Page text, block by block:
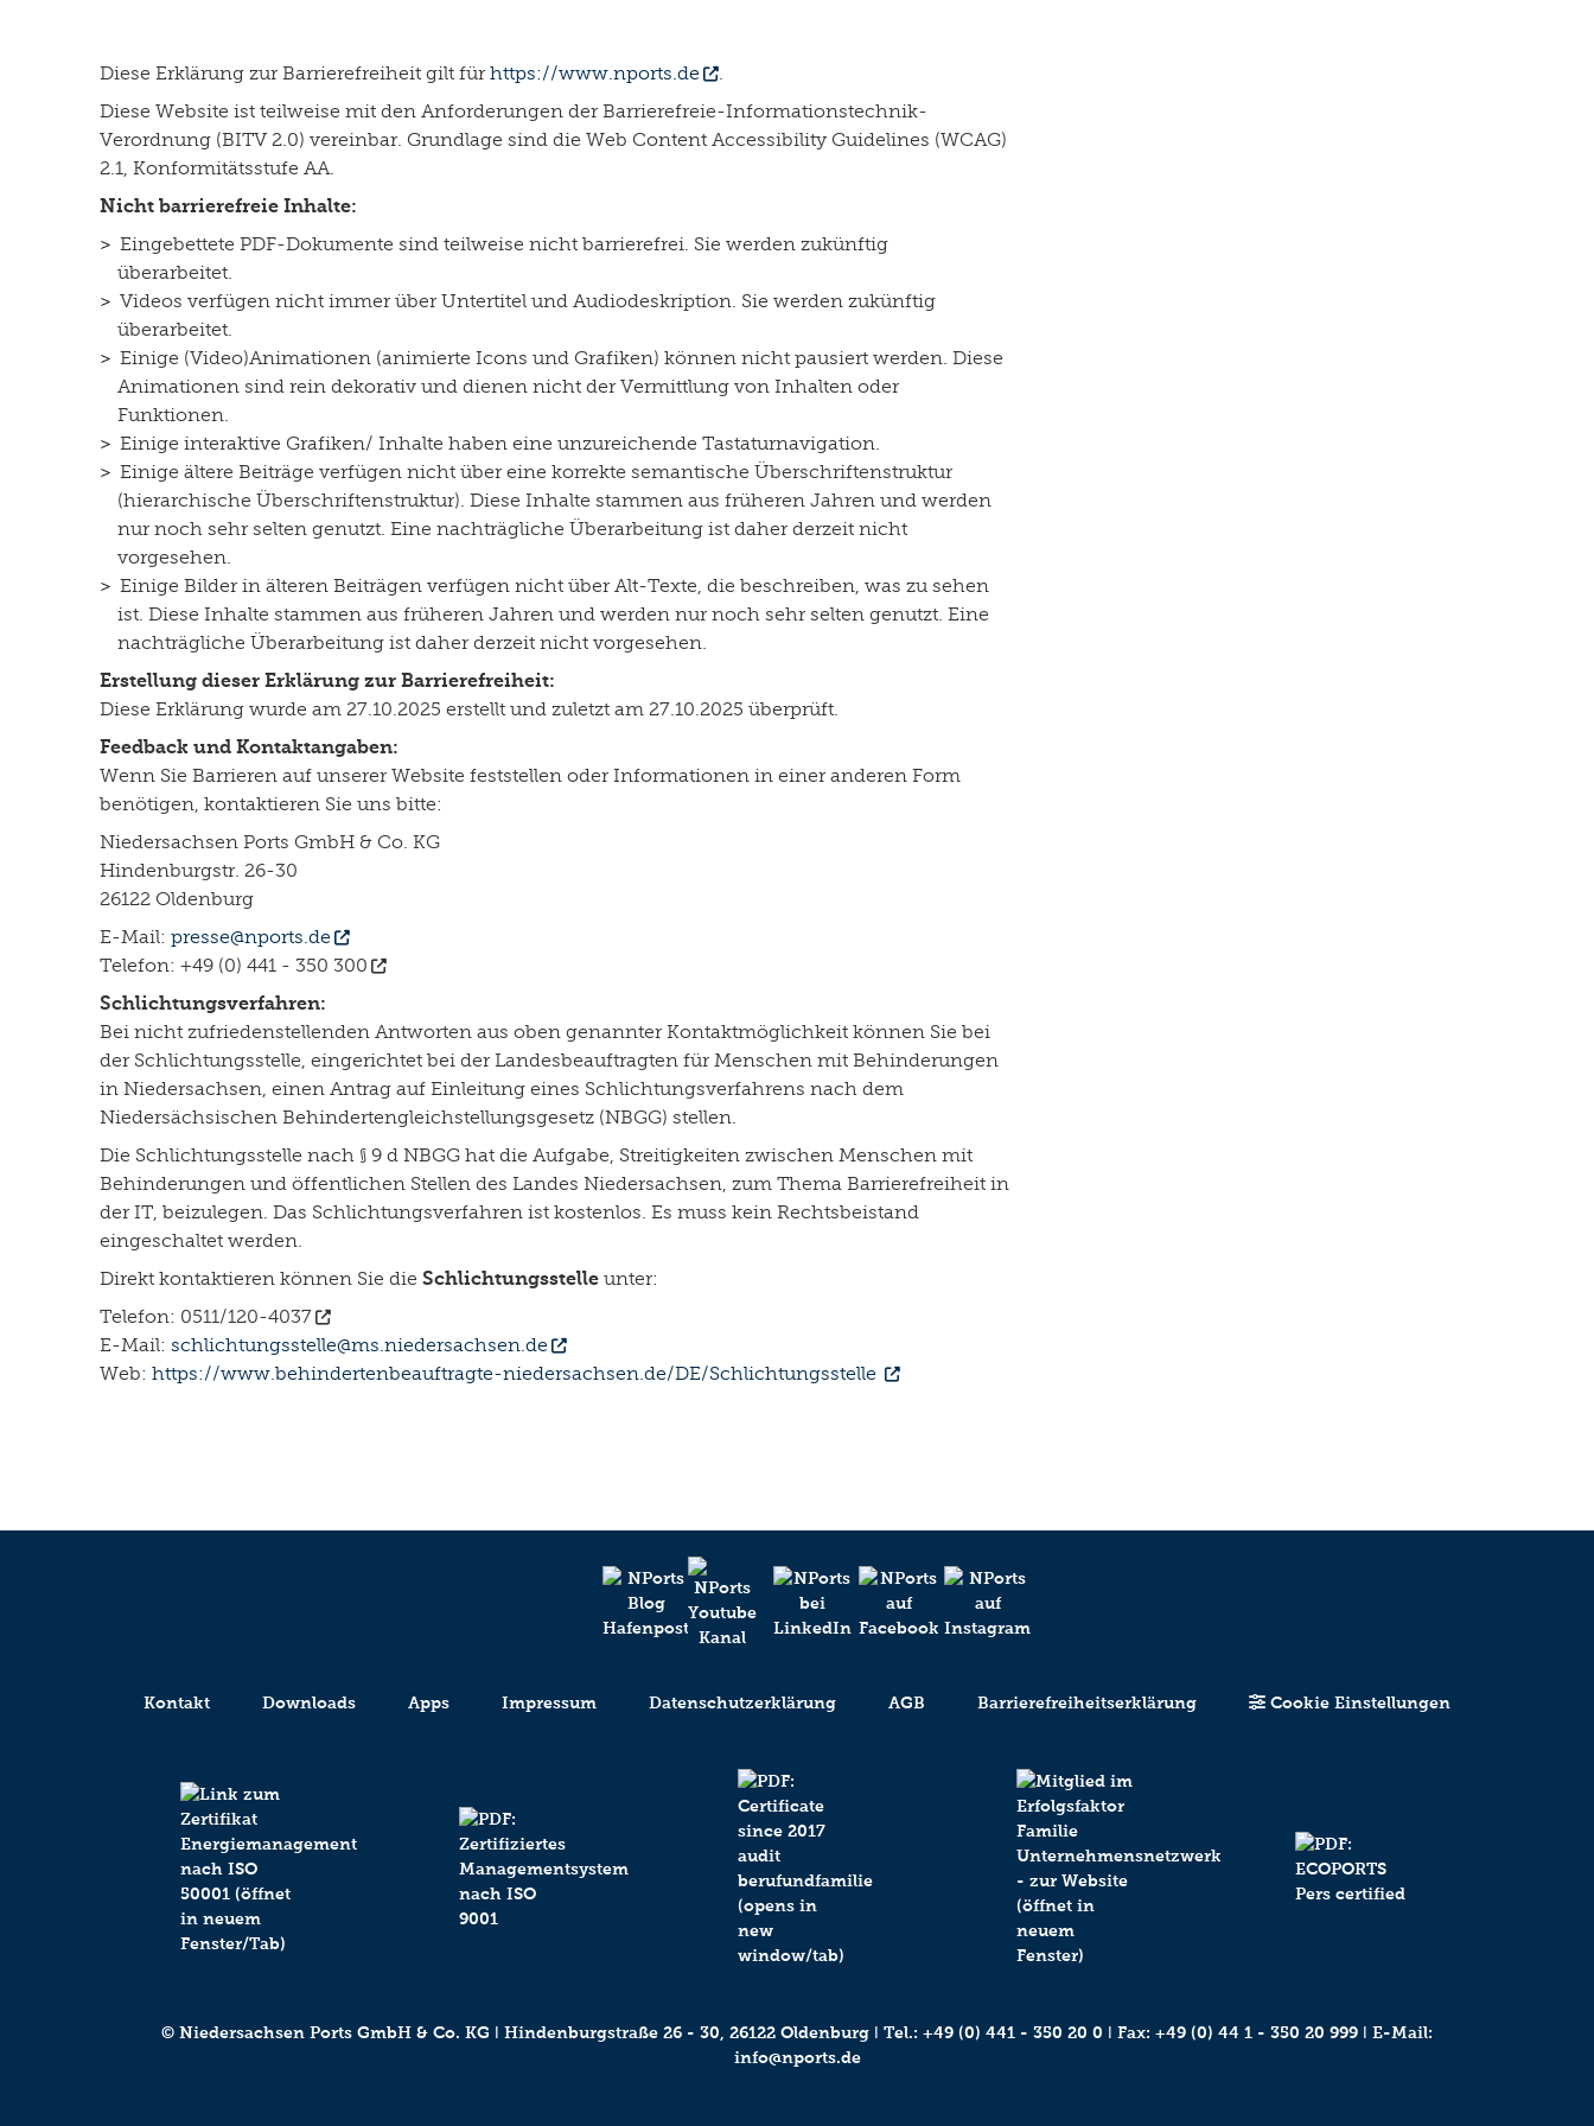
Diese Erklärung zur Barrierefreiheit gilt für https://www.nports.de
.
Diese Website ist teilweise mit den Anforderungen der Barrierefreie-Informationstechnik-
Verordnung (BITV 2.0) vereinbar. Grundlage sind die Web Content Accessibility Guidelines (WCAG)
2.1, Konformitätsstufe AA.
Nicht barrierefreie Inhalte:
Eingebettete PDF-Dokumente sind teilweise nicht barrierefrei. Sie werden zukünftig
überarbeitet.
Videos verfügen nicht immer über Untertitel und Audiodeskription. Sie werden zukünftig
überarbeitet.
Einige (Video)Animationen (animierte Icons und Grafiken) können nicht pausiert werden. Diese
Animationen sind rein dekorativ und dienen nicht der Vermittlung von Inhalten oder
Funktionen.
Einige interaktive Grafiken/ Inhalte haben eine unzureichende Tastaturnavigation.
Einige ältere Beiträge verfügen nicht über eine korrekte semantische Überschriftenstruktur
(hierarchische Überschriftenstruktur). Diese Inhalte stammen aus früheren Jahren und werden
nur noch sehr selten genutzt. Eine nachträgliche Überarbeitung ist daher derzeit nicht
vorgesehen.
Einige Bilder in älteren Beiträgen verfügen nicht über Alt-Texte, die beschreiben, was zu sehen
ist. Diese Inhalte stammen aus früheren Jahren und werden nur noch sehr selten genutzt. Eine
nachträgliche Überarbeitung ist daher derzeit nicht vorgesehen.
Erstellung dieser Erklärung zur Barrierefreiheit:
Diese Erklärung wurde am 27.10.2025 erstellt und zuletzt am 27.10.2025 überprüft.
Feedback und Kontaktangaben:
Wenn Sie Barrieren auf unserer Website feststellen oder Informationen in einer anderen Form
benötigen, kontaktieren Sie uns bitte:
Niedersachsen Ports GmbH & Co. KG
Hindenburgstr. 26-30
26122 Oldenburg
E-Mail: presse@nports.de
Telefon: +49 (0) 441 - 350 300
Schlichtungsverfahren:
Bei nicht zufriedenstellenden Antworten aus oben genannter Kontaktmöglichkeit können Sie bei
der Schlichtungsstelle, eingerichtet bei der Landesbeauftragten für Menschen mit Behinderungen
in Niedersachsen, einen Antrag auf Einleitung eines Schlichtungsverfahrens nach dem
Niedersächsischen Behindertengleichstellungsgesetz (NBGG) stellen.
Die Schlichtungsstelle nach § 9 d NBGG hat die Aufgabe, Streitigkeiten zwischen Menschen mit
Behinderungen und öffentlichen Stellen des Landes Niedersachsen, zum Thema Barrierefreiheit in
der IT, beizulegen. Das Schlichtungsverfahren ist kostenlos. Es muss kein Rechtsbeistand
eingeschaltet werden.
Direkt kontaktieren können Sie die Schlichtungsstelle unter:
Telefon: 0511/120-4037
E-Mail: schlichtungsstelle@ms.niedersachsen.de
Web: https://www.behindertenbeauftragte-niedersachsen.de/DE/Schlichtungsstelle
Kontakt Downloads Apps Impressum Datenschutzerklärung AGB Barrierefreiheitserklärung Cookie Einstellungen
© Niedersachsen Ports GmbH & Co. KG ǀ Hindenburgstraße 26 - 30, 26122 Oldenburg ǀ Tel.: +49 (0) 441 - 350 20 0 ǀ Fax: +49 (0) 44 1 - 350 20 999 ǀ E-Mail:
info@nports.de